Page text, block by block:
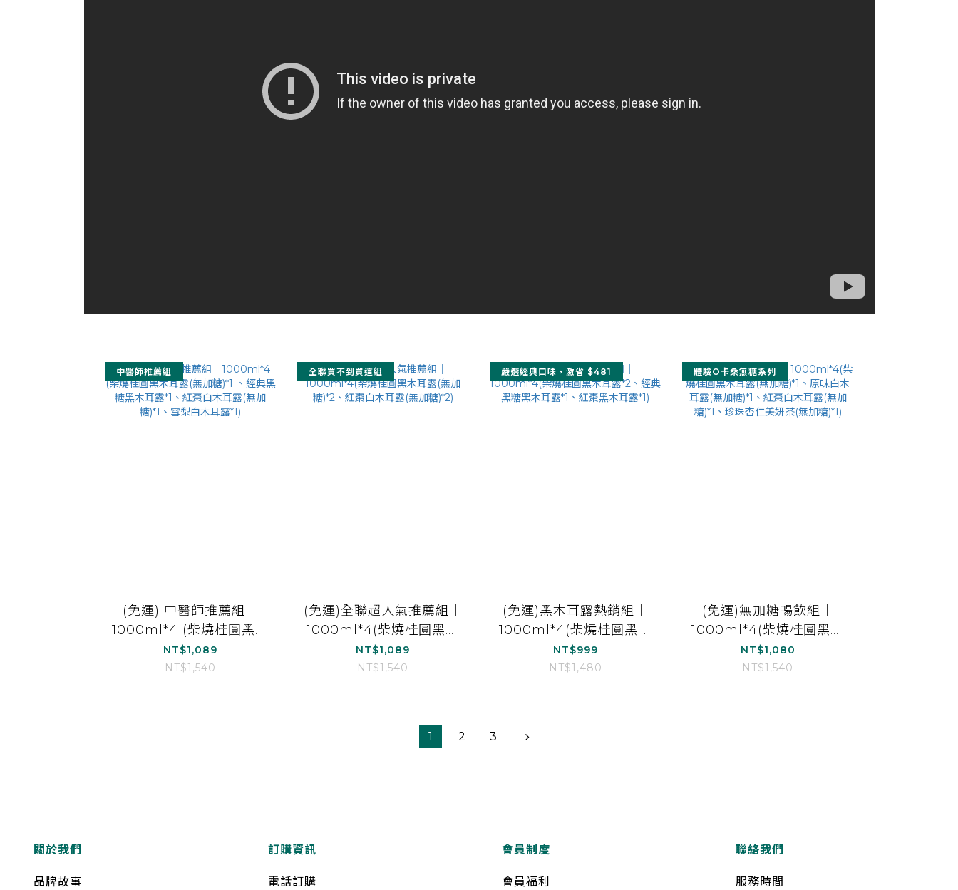
中醫師推薦組
(免運) 中醫師推薦組｜
1000ml*4 (柴燒桂圓黑木
耳露(無加糖)*1 、經典黑
糖黑木耳露*1、紅棗白木
NT$1,089
NT$1,540
全聯買不到買這組
(免運)全聯超人氣推薦組｜
1000ml*4(柴燒桂圓黑木
耳露(無加糖)*2、紅棗白木
耳露(無加糖)*2)
NT$1,089
NT$1,540
嚴選經典口味，激省 $481
(免運)黑木耳露熱銷組｜
1000ml*4(柴燒桂圓黑木
耳露*2、經典黑糖黑木耳
露*1、紅棗黑木耳露*1)
NT$999
NT$1,480
體驗O卡桑無糖系列
(免運)無加糖暢飲組｜
1000ml*4(柴燒桂圓黑木
耳露(無加糖)*1、原味白木
耳露(無加糖)*1、紅棗白木
NT$1,080
NT$1,540
1 2 3
關於我們
品牌故事
訂購資訊
電話訂購
會員制度
會員福利
聯絡我們
服務時間